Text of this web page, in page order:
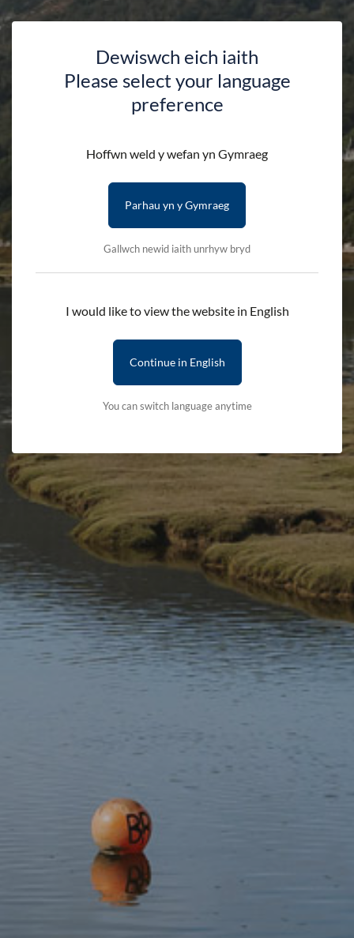
Dewiswch eich iaith
Please select your language
preference
Hoffwn weld y wefan yn Gymraeg
Parhau yn y Gymraeg
Gallwch newid iaith unrhyw bryd
I would like to view the website in English
Continue in English
You can switch language anytime
Gwe-gamerâu
DARGANFOD GWE-GAMERÂU
Gwe-gamera Llyn Tegid
Gwe-gamera Yr Wyddfa